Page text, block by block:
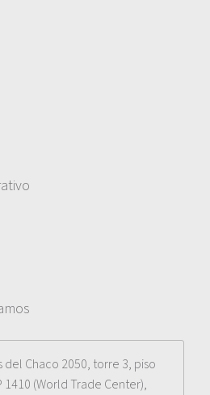
del Chaco 2050, torre 3, piso
1410 (World Trade Center),